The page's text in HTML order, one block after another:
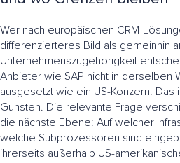
Wer nach europäischen CRM-
differenzierteres Bild als gemeinhin
Unternehmenszugehörigkeit
Anbieter wie SAP nicht in derselben
ausgesetzt wie ein US-Konzern. Das
Gunsten. Die relevante Frage
die nächste Ebene: Auf welcher
welche Subprozessoren sind
ihrerseits außerhalb US-